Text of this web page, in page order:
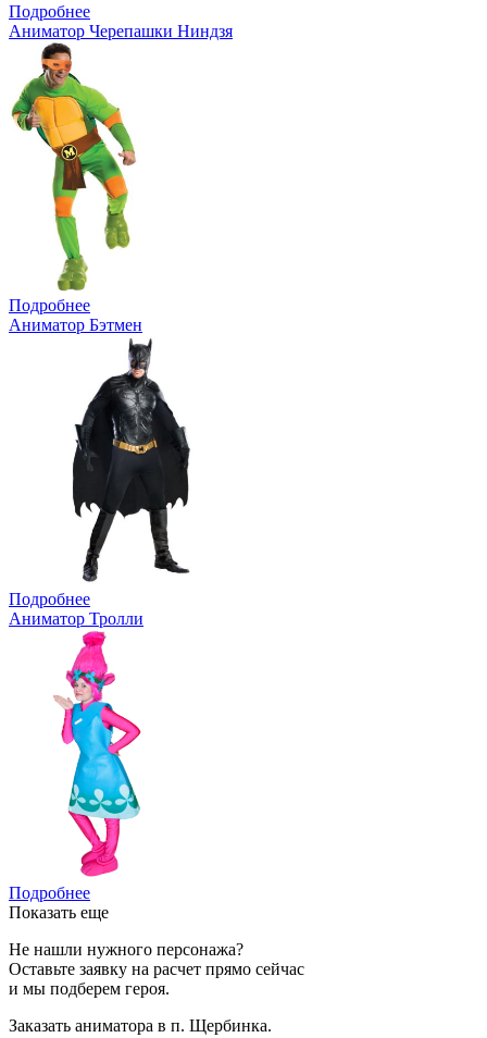
Подробнее
Аниматор Черепашки Ниндзя
Подробнее
Аниматор Бэтмен
Подробнее
Аниматор Тролли
Подробнее
Показать еще
Не нашли нужного персонажа?
Оставьте заявку на расчет прямо сейчас
и мы подберем героя.
Заказать аниматора в п. Щербинка.